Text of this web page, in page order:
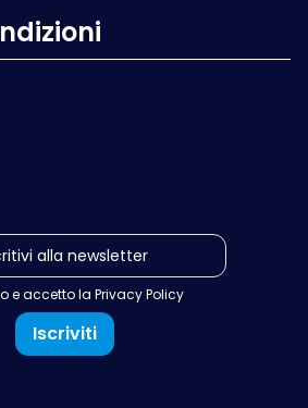
e accetto la Privacy Policy
Iscriviti